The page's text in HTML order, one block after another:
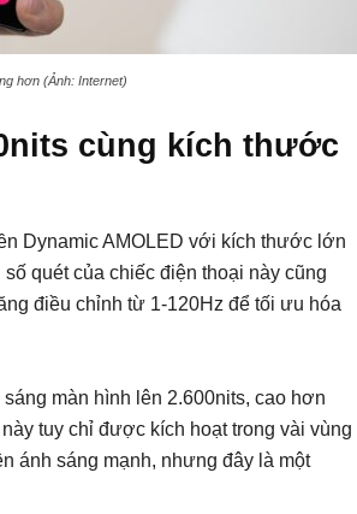
hơn (Ảnh: Internet)
cùng kích thước
Dynamic AMOLED với kích thước lớn
quét của chiếc điện thoại này cũng
điều chỉnh từ 1-120Hz để tối ưu hóa
màn hình lên 2.600nits, cao hơn
tuy chỉ được kích hoạt trong vài vùng
ánh sáng mạnh, nhưng đây là một